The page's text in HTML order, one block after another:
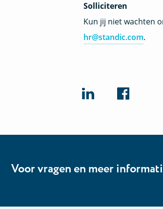
Solliciteren
Kun jij niet wachten
hr@standic.com.
Voor vragen en meer